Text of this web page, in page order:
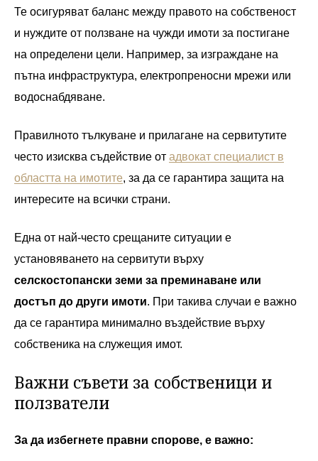
Те осигуряват баланс между правото на собственост
и нуждите от ползване на чужди имоти за постигане
на определени цели. Например, за изграждане на
пътна инфраструктура, електропреносни мрежи или
водоснабдяване.
Правилното тълкуване и прилагане на сервитутите
често изисква съдействие от адвокат специалист в
областта на имотите, за да се гарантира защита на
интересите на всички страни.
Една от най-често срещаните ситуации е
установяването на сервитути върху
селскостопански земи за преминаване или
достъп до други имоти. При такива случаи е важно
да се гарантира минимално въздействие върху
собственика на служещия имот.
Важни съвети за собственици и
ползватели
За да избегнете правни спорове, е важно: